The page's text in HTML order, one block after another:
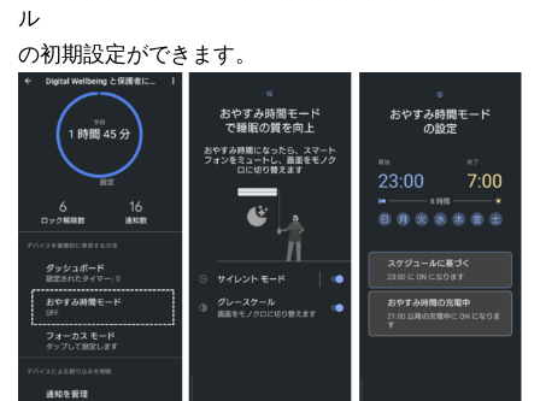
ル
の初期設定ができます。